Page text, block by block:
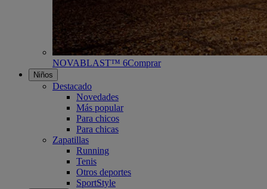
NOVABLAST™ 6Comprar
Niños
Destacado
Novedades
Más popular
Para chicos
Para chicas
Zapatillas
Running
Tenis
Otros deportes
SportStyle